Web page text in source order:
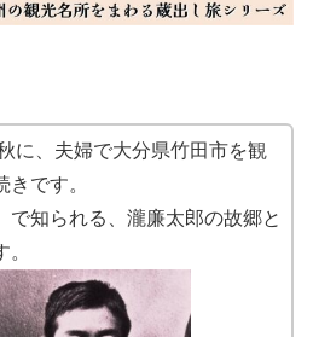
に、夫婦で大分県竹田市を観
です。
で知られる、瀧廉太郎の故郷と